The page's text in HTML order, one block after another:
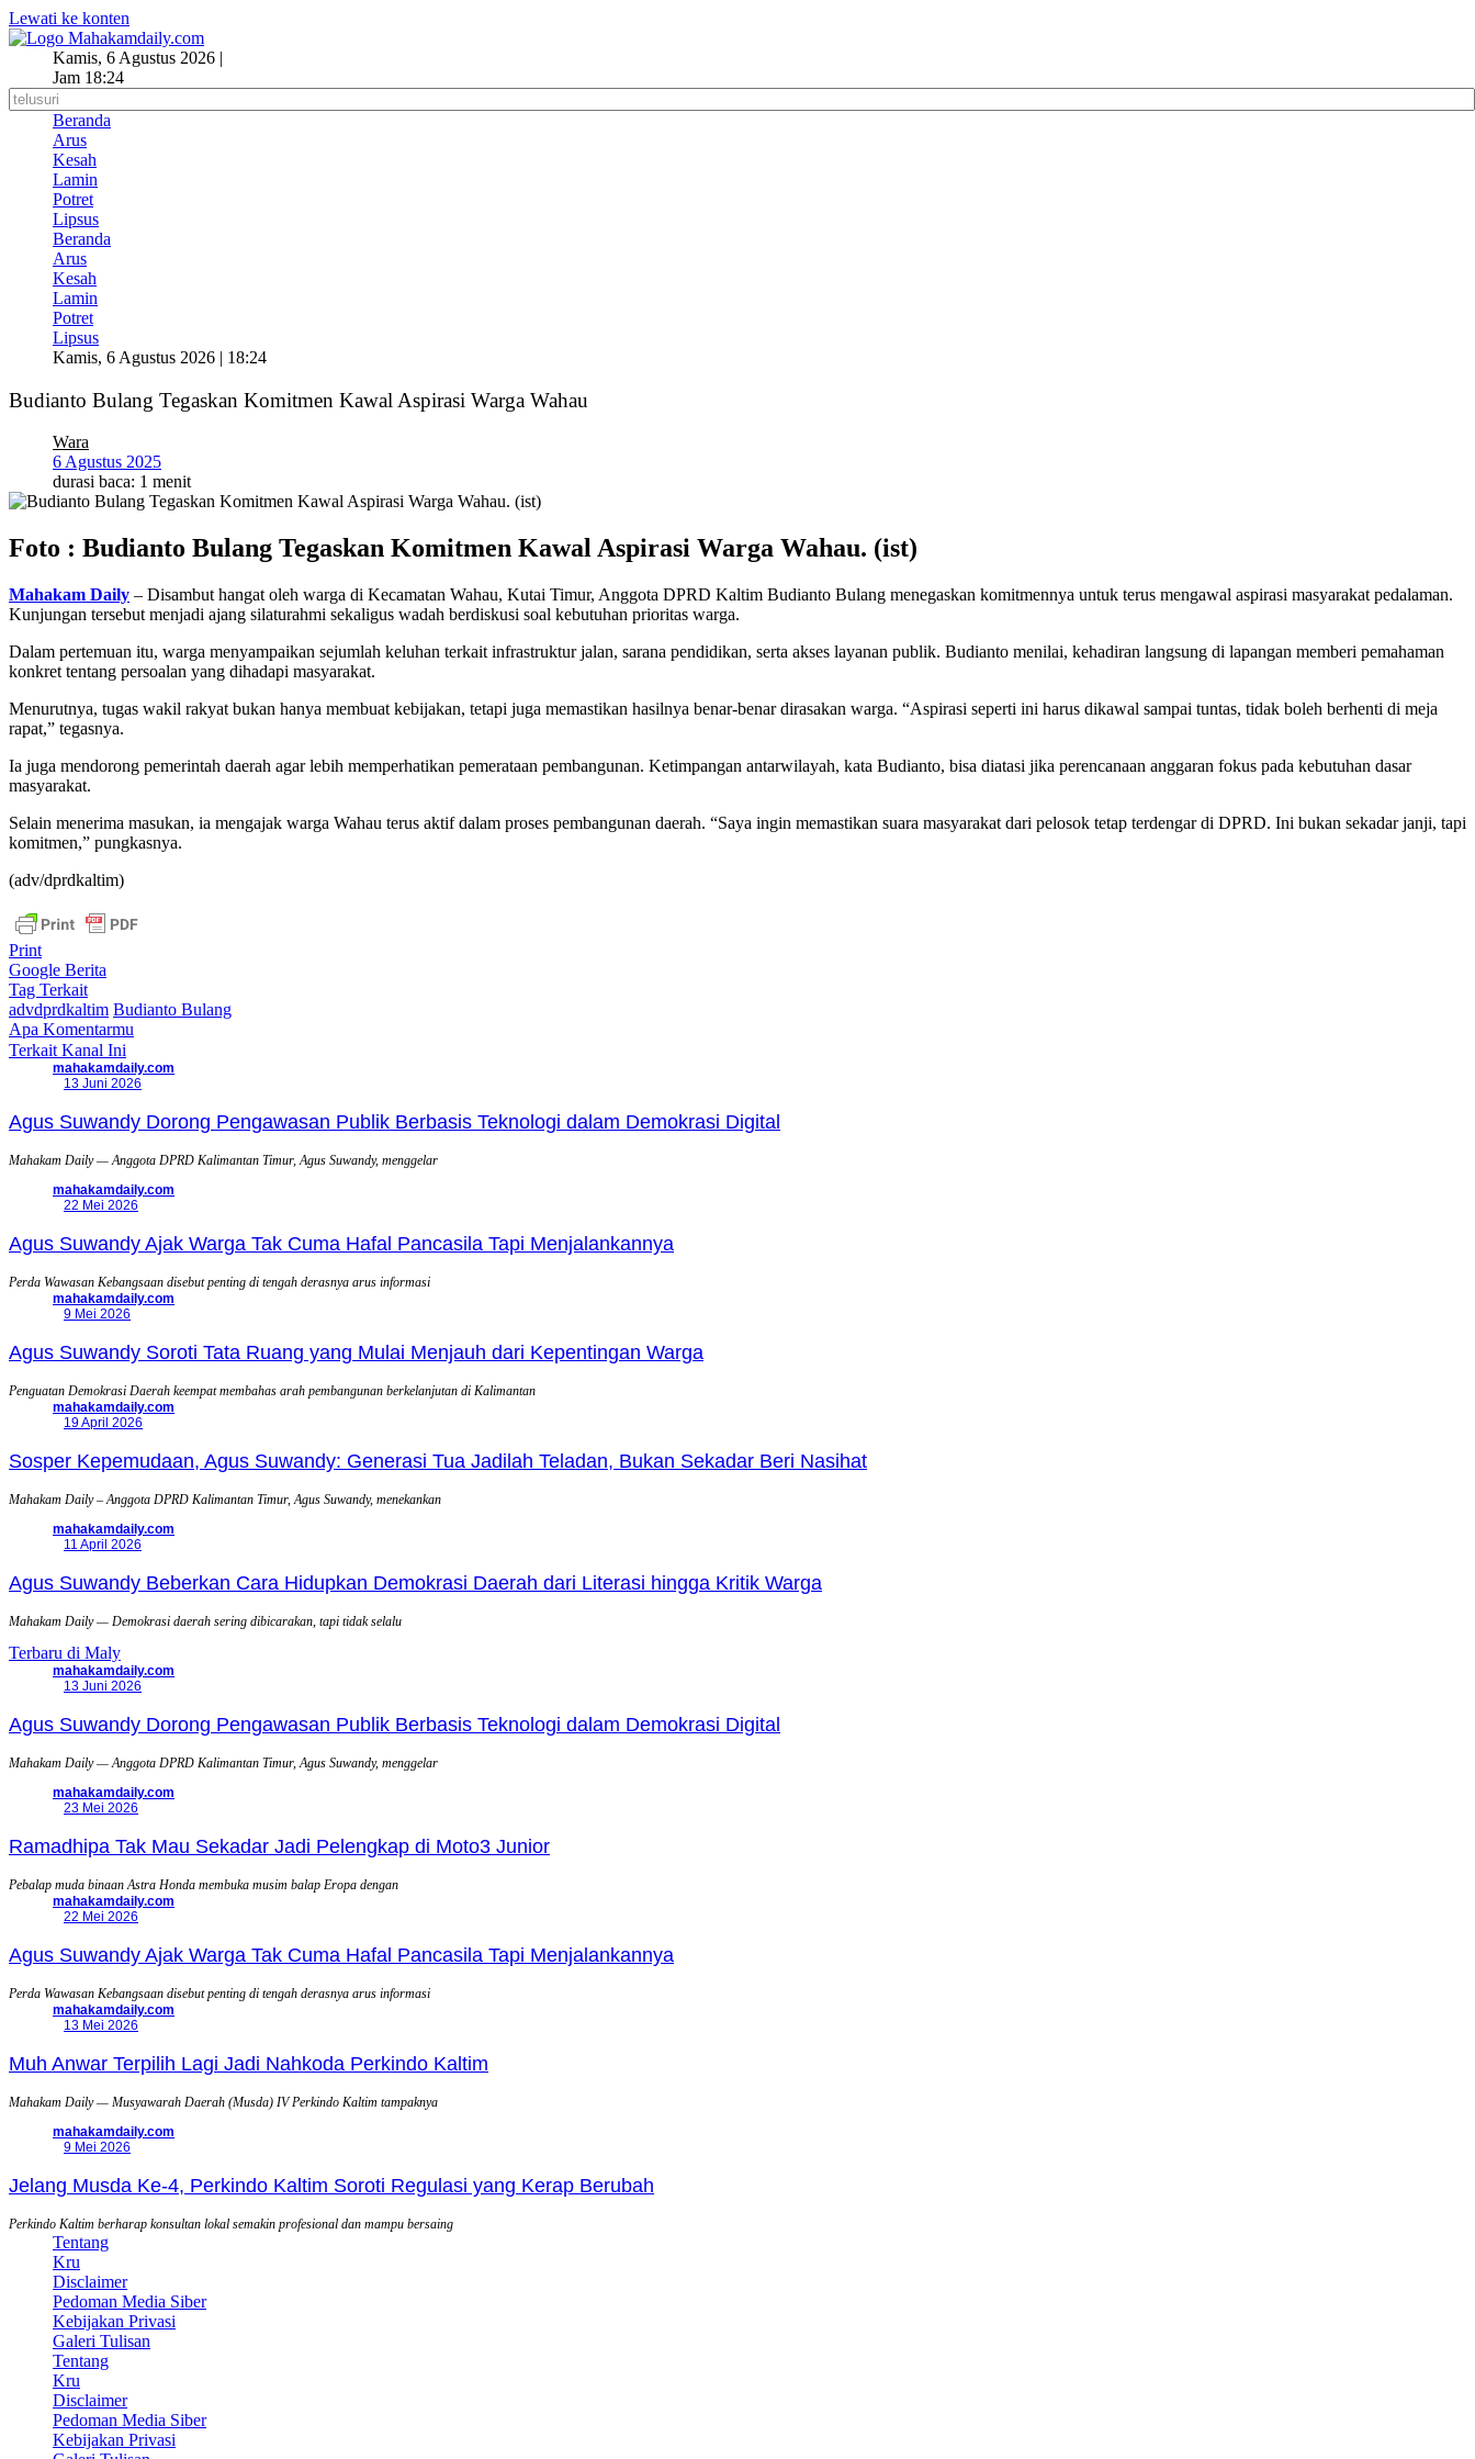
Lewati ke konten
Kamis, 6 Agustus 2026 |
Jam 18:24
Beranda
Arus
Kesah
Lamin
Potret
Lipsus
Beranda
Arus
Kesah
Lamin
Potret
Lipsus
Kamis, 6 Agustus 2026 | 18:24
Budianto Bulang Tegaskan Komitmen Kawal Aspirasi Warga Wahau
Wara
6 Agustus 2025
durasi baca: 1 menit
Foto : Budianto Bulang Tegaskan Komitmen Kawal Aspirasi Warga Wahau. (ist)
Mahakam Daily – Disambut hangat oleh warga di Kecamatan Wahau, Kutai Timur, Anggota DPRD Kaltim Budianto Bulang menegaskan komitmennya untuk terus mengawal aspirasi masyarakat pedalaman.
Kunjungan tersebut menjadi ajang silaturahmi sekaligus wadah berdiskusi soal kebutuhan prioritas warga.
Dalam pertemuan itu, warga menyampaikan sejumlah keluhan terkait infrastruktur jalan, sarana pendidikan, serta akses layanan publik. Budianto menilai, kehadiran langsung di lapangan memberi pemahaman
konkret tentang persoalan yang dihadapi masyarakat.
Menurutnya, tugas wakil rakyat bukan hanya membuat kebijakan, tetapi juga memastikan hasilnya benar-benar dirasakan warga. “Aspirasi seperti ini harus dikawal sampai tuntas, tidak boleh berhenti di meja
rapat,” tegasnya.
Ia juga mendorong pemerintah daerah agar lebih memperhatikan pemerataan pembangunan. Ketimpangan antarwilayah, kata Budianto, bisa diatasi jika perencanaan anggaran fokus pada kebutuhan dasar
masyarakat.
Selain menerima masukan, ia mengajak warga Wahau terus aktif dalam proses pembangunan daerah. “Saya ingin memastikan suara masyarakat dari pelosok tetap terdengar di DPRD. Ini bukan sekadar janji, tapi
komitmen,” pungkasnya.
(adv/dprdkaltim)
Print
Google Berita
Tag Terkait
advdprdkaltim Budianto Bulang
Apa Komentarmu
Terkait Kanal Ini
mahakamdaily.com
13 Juni 2026
Agus Suwandy Dorong Pengawasan Publik Berbasis Teknologi dalam Demokrasi Digital
Mahakam Daily — Anggota DPRD Kalimantan Timur, Agus Suwandy, menggelar
mahakamdaily.com
22 Mei 2026
Agus Suwandy Ajak Warga Tak Cuma Hafal Pancasila Tapi Menjalankannya
Perda Wawasan Kebangsaan disebut penting di tengah derasnya arus informasi
mahakamdaily.com
9 Mei 2026
Agus Suwandy Soroti Tata Ruang yang Mulai Menjauh dari Kepentingan Warga
Penguatan Demokrasi Daerah keempat membahas arah pembangunan berkelanjutan di Kalimantan
mahakamdaily.com
19 April 2026
Sosper Kepemudaan, Agus Suwandy: Generasi Tua Jadilah Teladan, Bukan Sekadar Beri Nasihat
Mahakam Daily – Anggota DPRD Kalimantan Timur, Agus Suwandy, menekankan
mahakamdaily.com
11 April 2026
Agus Suwandy Beberkan Cara Hidupkan Demokrasi Daerah dari Literasi hingga Kritik Warga
Mahakam Daily — Demokrasi daerah sering dibicarakan, tapi tidak selalu
Terbaru di Maly
mahakamdaily.com
13 Juni 2026
Agus Suwandy Dorong Pengawasan Publik Berbasis Teknologi dalam Demokrasi Digital
Mahakam Daily — Anggota DPRD Kalimantan Timur, Agus Suwandy, menggelar
mahakamdaily.com
23 Mei 2026
Ramadhipa Tak Mau Sekadar Jadi Pelengkap di Moto3 Junior
Pebalap muda binaan Astra Honda membuka musim balap Eropa dengan
mahakamdaily.com
22 Mei 2026
Agus Suwandy Ajak Warga Tak Cuma Hafal Pancasila Tapi Menjalankannya
Perda Wawasan Kebangsaan disebut penting di tengah derasnya arus informasi
mahakamdaily.com
13 Mei 2026
Muh Anwar Terpilih Lagi Jadi Nahkoda Perkindo Kaltim
Mahakam Daily — Musyawarah Daerah (Musda) IV Perkindo Kaltim tampaknya
mahakamdaily.com
9 Mei 2026
Jelang Musda Ke-4, Perkindo Kaltim Soroti Regulasi yang Kerap Berubah
Perkindo Kaltim berharap konsultan lokal semakin profesional dan mampu bersaing
Tentang
Kru
Disclaimer
Pedoman Media Siber
Kebijakan Privasi
Galeri Tulisan
Tentang
Kru
Disclaimer
Pedoman Media Siber
Kebijakan Privasi